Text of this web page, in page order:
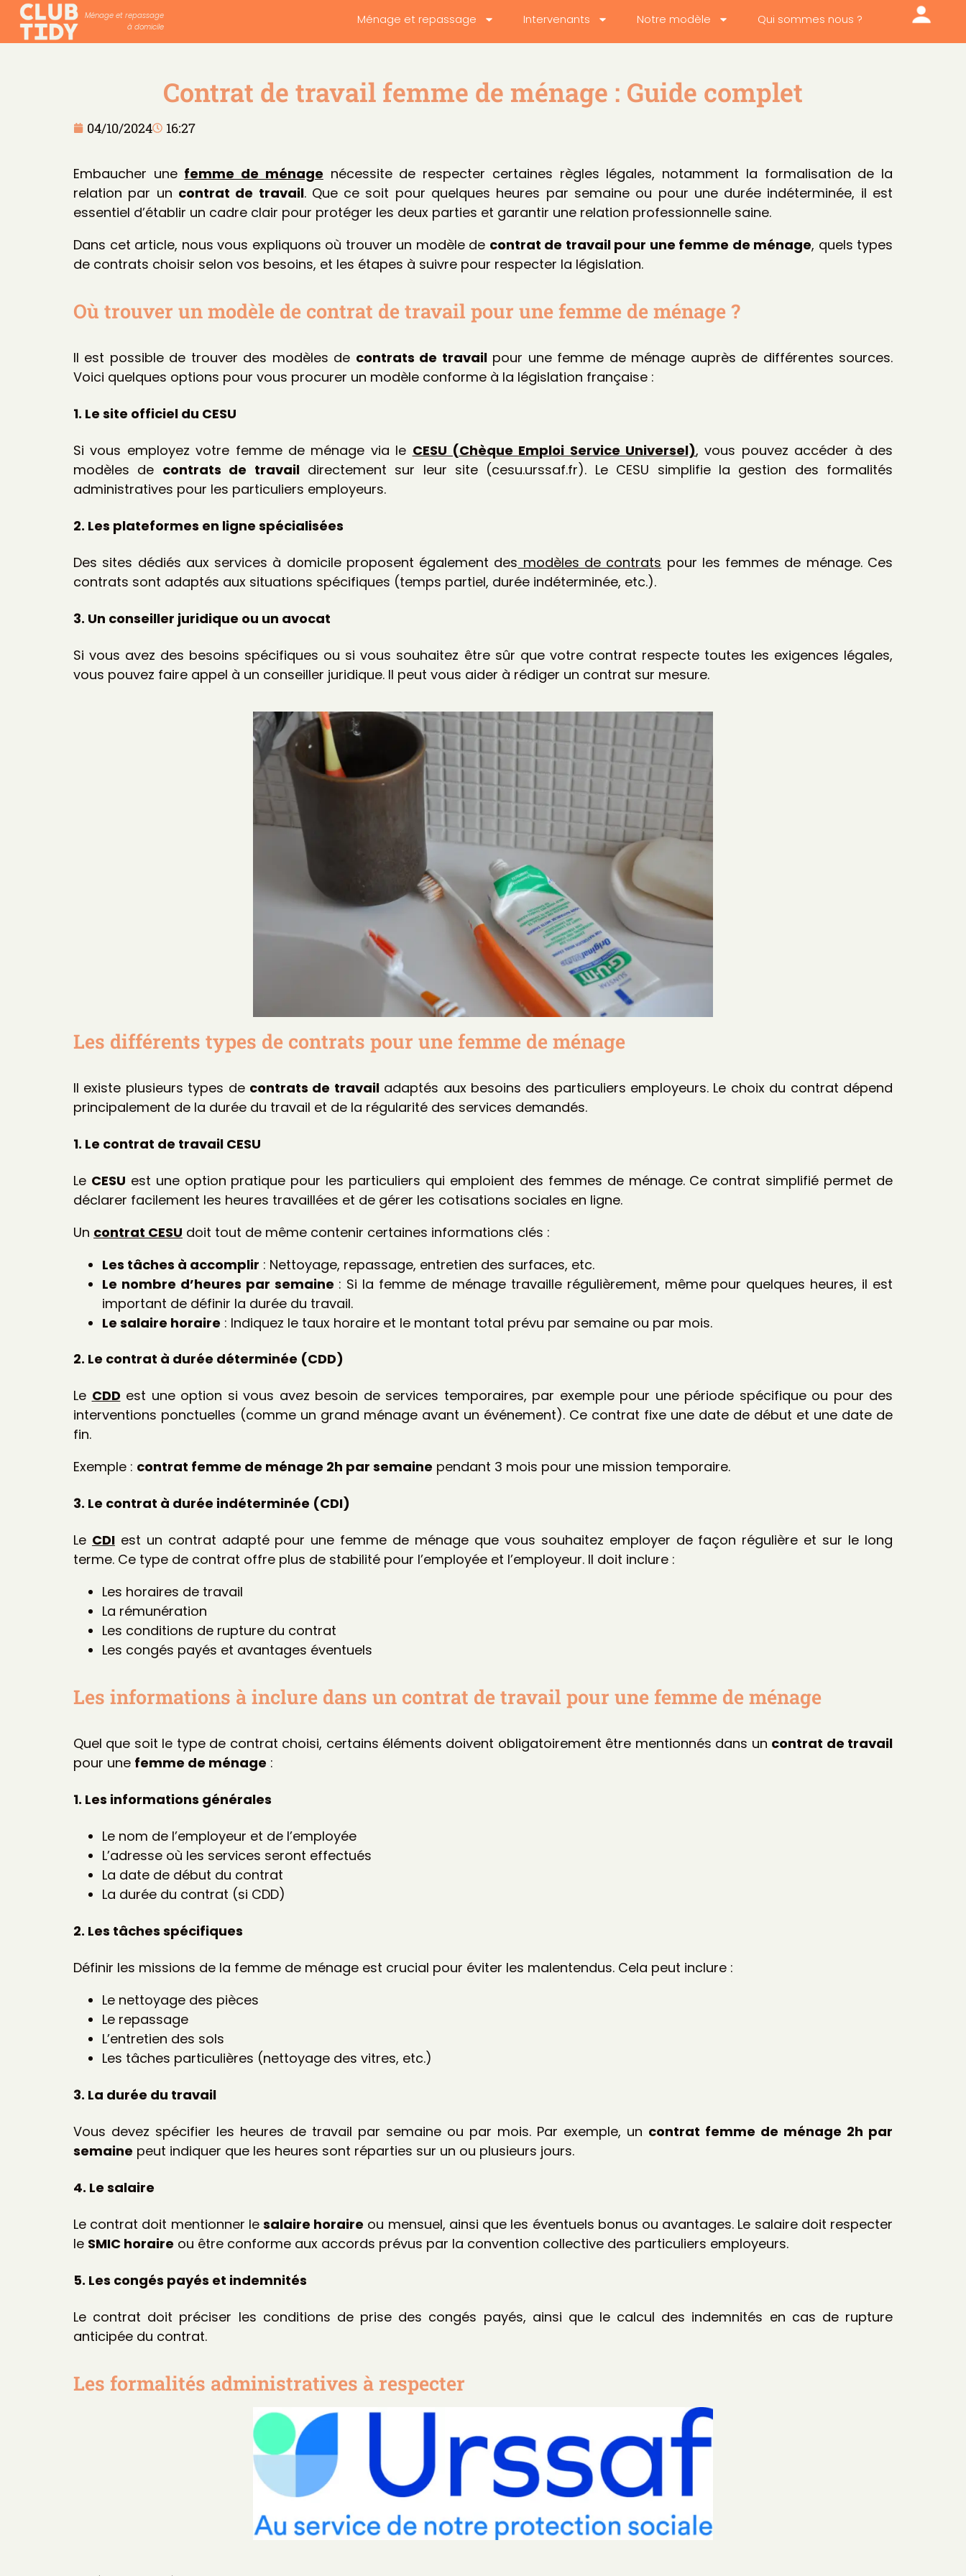
Ménage et repassage
à domicile
Ménage et repassage Intervenants Notre modèle Qui sommes nous ?
Contrat de travail femme de ménage : Guide complet
04/10/2024 16:27
Embaucher une femme de ménage nécessite de respecter certaines règles légales, notamment la formalisation de la
relation par un contrat de travail. Que ce soit pour quelques heures par semaine ou pour une durée indéterminée, il est
essentiel d’établir un cadre clair pour protéger les deux parties et garantir une relation professionnelle saine.
Dans cet article, nous vous expliquons où trouver un modèle de contrat de travail pour une femme de ménage, quels types
de contrats choisir selon vos besoins, et les étapes à suivre pour respecter la législation.
Où trouver un modèle de contrat de travail pour une femme de ménage ?
Il est possible de trouver des modèles de contrats de travailpour une femme de ménage auprès de différentes sources.
Voici quelques options pour vous procurer un modèle conforme à la législation française :
1. Le site officiel du CESU
Si vous employez votre femme de ménage via le CESU (Chèque Emploi Service Universel), vous pouvez accéder à des
modèles de contrats de travaildirectement sur leur site (cesu.urssaf.fr). Le CESU simplifie la gestion des formalités
administratives pour les particuliers employeurs.
2. Les plateformes en ligne spécialisées
Des sites dédiés aux services à domicile proposent également des modèles de contrats pour les femmes de ménage. Ces
contrats sont adaptés aux situations spécifiques (temps partiel, durée indéterminée, etc.).
3. Un conseiller juridique ou un avocat
Si vous avez des besoins spécifiques ou si vous souhaitez être sûr que votre contrat respecte toutes les exigences légales,
vous pouvez faire appel à un conseiller juridique. Il peut vous aider à rédiger un contrat sur mesure.
Les différents types de contrats pour une femme de ménage
Il existe plusieurs types de contrats de travailadaptés aux besoins des particuliers employeurs. Le choix du contrat dépend
principalement de la durée du travail et de la régularité des services demandés.
1. Le contrat de travail CESU
Le CESU est une option pratique pour les particuliers qui emploient des femmes de ménage. Ce contrat simplifié permet de
déclarer facilement les heures travaillées et de gérer les cotisations sociales en ligne.
Un contrat CESU doit tout de même contenir certaines informations clés :
Les tâches à accomplir : Nettoyage, repassage, entretien des surfaces, etc.
Le nombre d’heures par semaine : Si la femme de ménage travaille régulièrement, même pour quelques heures, il est
important de définir la durée du travail.
Le salaire horaire : Indiquez le taux horaire et le montant total prévu par semaine ou par mois.
2. Le contrat à durée déterminée (CDD)
Le CDD est une option si vous avez besoin de services temporaires, par exemple pour une période spécifique ou pour des
interventions ponctuelles (comme un grand ménage avant un événement). Ce contrat fixe une date de début et une date de
fin.
Exemple : contrat femme de ménage 2h par semaine pendant 3 mois pour une mission temporaire.
3. Le contrat à durée indéterminée (CDI)
Le CDIest un contrat adapté pour une femme de ménage que vous souhaitez employer de façon régulière et sur le long
terme. Ce type de contrat offre plus de stabilité pour l’employée et l’employeur. Il doit inclure :
Les horaires de travail
La rémunération
Les conditions de rupture du contrat
Les congés payés et avantages éventuels
Les informations à inclure dans un contrat de travail pour une femme de ménage
Quel que soit le type de contrat choisi, certains éléments doivent obligatoirement être mentionnés dans un contrat de travail
pour une femme de ménage :
1. Les informations générales
Le nom de l’employeur et de l’employée
L’adresse où les services seront effectués
La date de début du contrat
La durée du contrat (si CDD)
2. Les tâches spécifiques
Définir les missions de la femme de ménage est crucial pour éviter les malentendus. Cela peut inclure :
Le nettoyage des pièces
Le repassage
L’entretien des sols
Les tâches particulières (nettoyage des vitres, etc.)
3. La durée du travail
Vous devez spécifier les heures de travail par semaine ou par mois. Par exemple, un contrat femme de ménage 2h par
semaine peut indiquer que les heures sont réparties sur un ou plusieurs jours.
4. Le salaire
Le contrat doit mentionner lesalaire horaire ou mensuel, ainsi que les éventuels bonus ou avantages. Le salaire doit respecter
le SMIC horaire ou être conforme aux accords prévus par la convention collective des particuliers employeurs.
5. Les congés payés et indemnités
Le contrat doit préciser les conditions de prise des congés payés, ainsi que le calcul des indemnités en cas de rupture
anticipée du contrat.
Les formalités administratives à respecter